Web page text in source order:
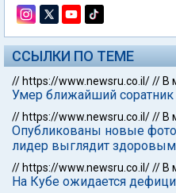
ССЫЛКИ ПО ТЕМЕ
// https://www.newsru.co.il/// В
Умер ближайший
// https://www.newsru.co.il/// В
Опубликованы новые
лидер выглядит здоровым
// https://www.newsru.co.il/// В
На Кубе ожидается